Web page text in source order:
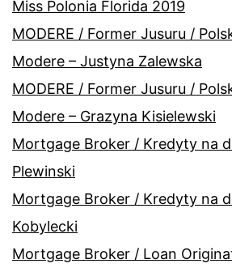
Miss Polonia Florida 2019
MODERE / Former Jusuru /
Modere – Justyna Zalewska
MODERE / Former Jusuru /
Modere – Grazyna Kisielewski
Mortgage Broker / Kredyty na
Plewinski
Mortgage Broker / Kredyty na
Kobylecki
Mortgage Broker / Loan